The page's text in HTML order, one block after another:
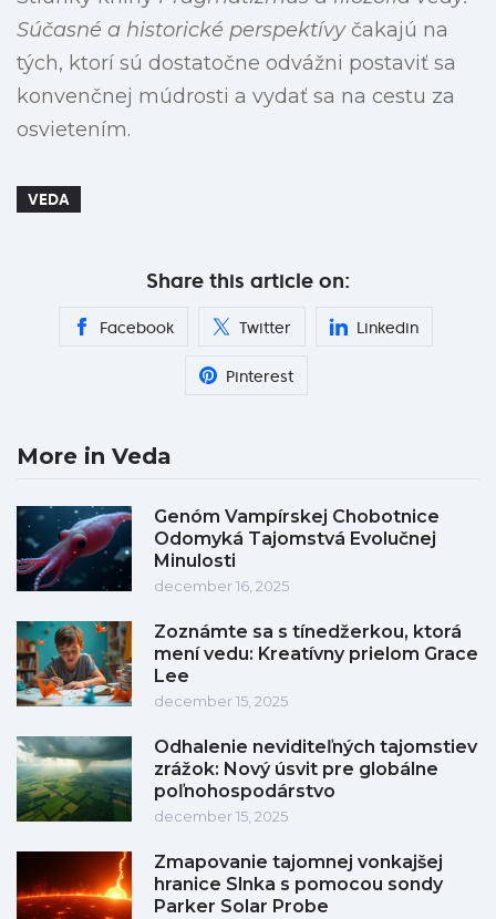
Súčasné a historické perspektívyčakajú na
tých, ktorí sú dostatočne odvážni postaviť sa
konvenčnej múdrosti a vydať sa na cestu za
osvietením.
VEDA
Share this article on:
Facebook Twitter Linkedin
Pinterest
More in Veda
Genóm Vampírskej Chobotnice
Odomyká Tajomstvá Evolučnej
Minulosti
december 16, 2025
Zoznámte sa s tínedžerkou, ktorá
mení vedu: Kreatívny prielom Grace
Lee
december 15, 2025
Odhalenie neviditeľných tajomstiev
zrážok: Nový úsvit pre globálne
poľnohospodárstvo
december 15, 2025
Zmapovanie tajomnej vonkajšej
hranice Slnka s pomocou sondy
Parker Solar Probe